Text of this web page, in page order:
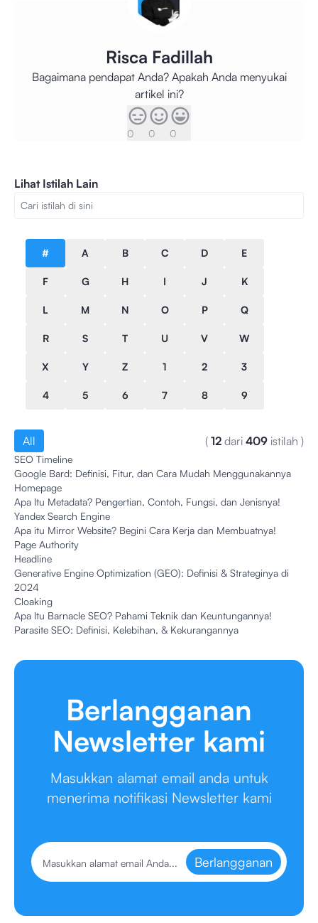
Risca Fadillah
Bagaimana pendapat Anda? Apakah Anda menyukai
artikel ini?
0 0 0
Lihat Istilah Lain
# A B C D E
F G H I J K
L M N O P Q
R S T U V W
X Y Z 1 2 3
4 5 6 7 8 9
All ( 12 dari 409 istilah )
SEO Timeline
Google Bard: Definisi, Fitur, dan Cara Mudah Menggunakannya
Homepage
Apa Itu Metadata? Pengertian, Contoh, Fungsi, dan Jenisnya!
Yandex Search Engine
Apa itu Mirror Website? Begini Cara Kerja dan Membuatnya!
Page Authority
Headline
Generative Engine Optimization (GEO): Definisi & Strateginya di
2024
Cloaking
Apa Itu Barnacle SEO? Pahami Teknik dan Keuntungannya!
Parasite SEO: Definisi, Kelebihan, & Kekurangannya
Berlangganan
Newsletter kami
Masukkan alamat email anda untuk
menerima notifikasi Newsletter kami
Berlangganan